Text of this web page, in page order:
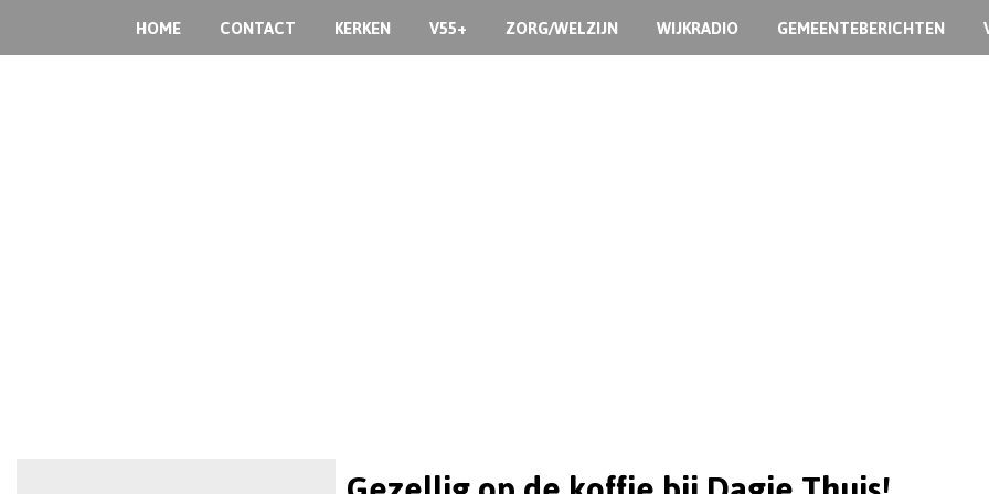
HOME CONTACT KERKEN V55+ ZORG/WELZIJN WIJKRADIO GEMEENTEBERICHTEN